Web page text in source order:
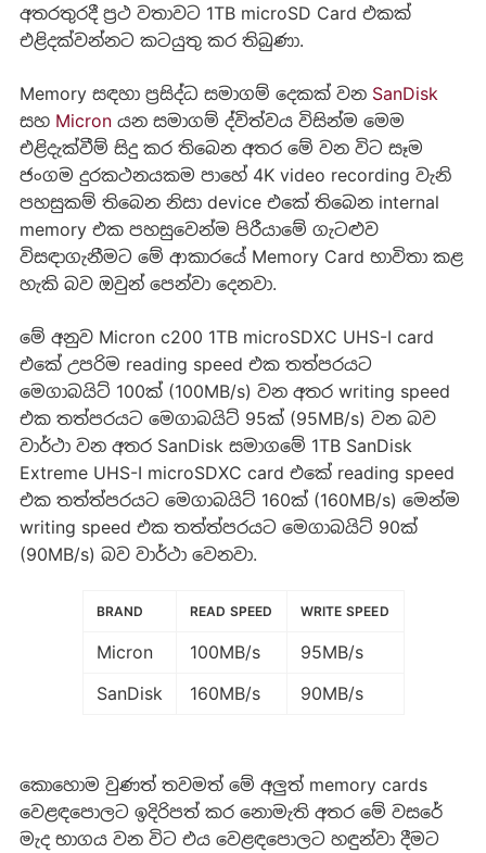
අතරතුරදී ප්‍රථ වතාවට 1TB microSD Card එකක්
එළිදක්වන්නට කටයුතු කර තිබුණා.
Memory සඳහා ප්‍රසිද්ධ සමාගම් දෙකක් වන SanDisk
සහ Micronයන සමාගම් ද්විත්වය විසින්ම මෙම
එළිදැක්වීම් සිදු කර තිබෙන අතර මේ වන විට සෑම
ජංගම දුරකථනයකම පාහේ 4K video recording වැනි
පහසුකම් තිබෙන නිසා device එකේ තිබෙන internal
memory එක පහසුවෙන්ම පිරීයාමේ ගැටළුව
විසඳාගැනීමට මේ ආකාරයේ Memory Card භාවිතා කළ
හැකි බව ඔවුන් පෙන්වා දෙනවා.
මේ අනුව Micron c200 1TB microSDXC UHS-I card
එකේ උපරිම reading speed එක තත්පරයට
මෙගාබයිට් 100ක් (100MB/s) වන අතර writing speed
එක තත්පරයට මෙගාබයිට් 95ක් (95MB/s) වන බව
වාර්ථා වන අතර SanDisk සමාගමේ 1TB SanDisk
Extreme UHS-I microSDXC card එකේ reading speed
එක තත්ත්පරයට මෙගාබයිට් 160ක් (160MB/s) මෙන්ම
writing speed එක තත්ත්පරයට මෙගාබයිට් 90ක්
(90MB/s) බව වාර්ථා වෙනවා.
BRAND READ SPEED WRITE SPEED
Micron 100MB/s
95MB/s
SanDisk
160MB/s 90MB/s
කොහොම වුණත් තවමත් මේ අලුත් memory cards
වෙළඳපොලට ඉදිරිපත් කර නොමැති අතර මේ වසරේ
මැද භාගය වන විට එය වෙළඳපොලට හඳුන්වා දීමට